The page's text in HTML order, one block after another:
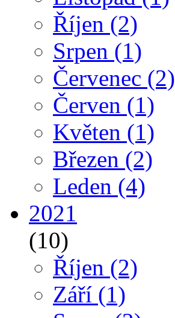
Říjen (2)
Srpen (1)
Červenec (2)
Červen (1)
Květen (1)
Březen (2)
Leden (4)
2021
(10)
Říjen (2)
Září (1)